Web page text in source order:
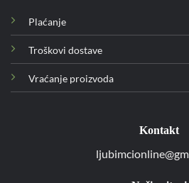
Plaćanje
Troškovi dostave
Vraćanje proizvoda
Kontakt